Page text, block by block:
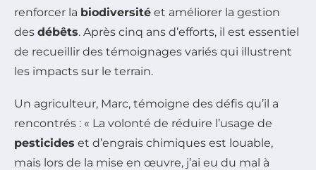
renforcer la biodiversité et améliorer la gestion
des débêts. Après cinq ans d’efforts, il est essentiel
de recueillir des témoignages variés qui illustrent
les impacts sur le terrain.
Un agriculteur, Marc, témoigne des défis qu’il a
rencontrés : « La volonté de réduire l’usage de
pesticides et d’engrais chimiques est louable,
mais lors de la mise en œuvre, j’ai eu du mal à